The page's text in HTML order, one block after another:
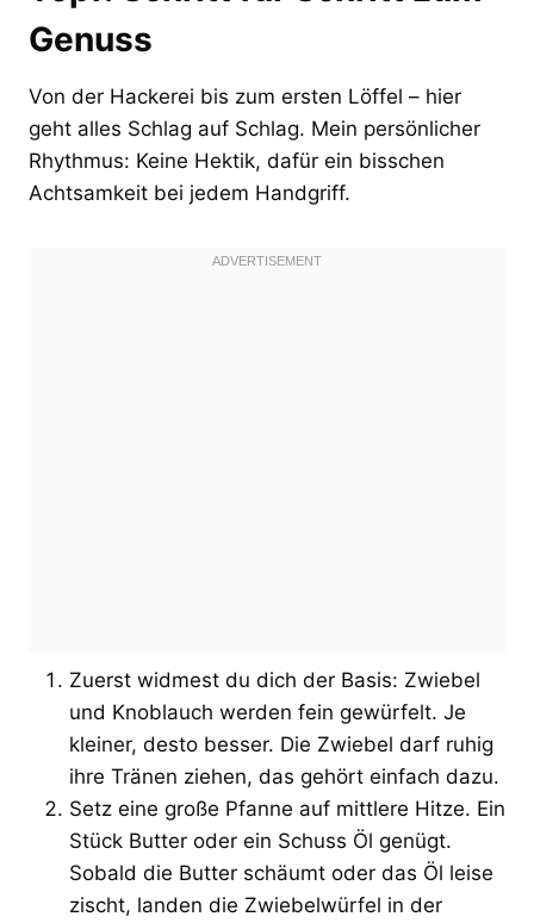
Genuss
Von der Hackerei bis zum ersten Löffel – hier
geht alles Schlag auf Schlag. Mein persönlicher
Rhythmus: Keine Hektik, dafür ein bisschen
Achtsamkeit bei jedem Handgriff.
Zuerst widmest du dich der Basis: Zwiebel
und Knoblauch werden fein gewürfelt. Je
kleiner, desto besser. Die Zwiebel darf ruhig
ihre Tränen ziehen, das gehört einfach dazu.
Setz eine große Pfanne auf mittlere Hitze. Ein
Stück Butter oder ein Schuss Öl genügt.
Sobald die Butter schäumt oder das Öl leise
zischt, landen die Zwiebelwürfel in der